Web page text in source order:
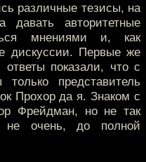
различные тезисы, на
давать авторитетные
мнениями и, как
дискуссии. Первые же
показали, что с
представитель
Прохор да я. Знаком с
Фрейдман, но не так
не очень, до полной